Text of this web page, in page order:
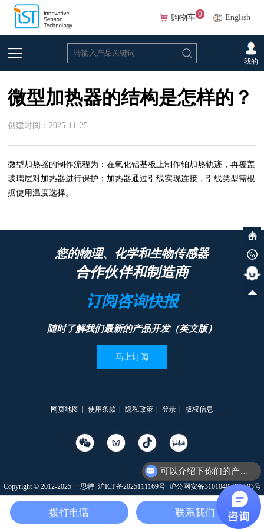
English
购物车 0
我的
首页 >微型加热器
微型加热器的结构是怎样的？
创建时间：2025-11-25
微型加热器的制作流程为：在氧化铝基板上制作铂加热轨迹，再覆盖
玻璃层对加热器进行保护；加热器通过引线实现连接，引线类型需根
据使用温度选择。
您的物理、化学和生物传感器
合作伙伴和制造商
订阅咨询快报
随时了解我们最新的产品开发（英文版）
马上订阅
网页地图 使用条款 隐私政策 登录 版权信息
Copyright © 2012-2025 一思特 沪ICP备2025111169号 沪公网安备31010402335203号
本网站支持
IPv6
可以介绍下你们的产品么
拨打电话 联系我们